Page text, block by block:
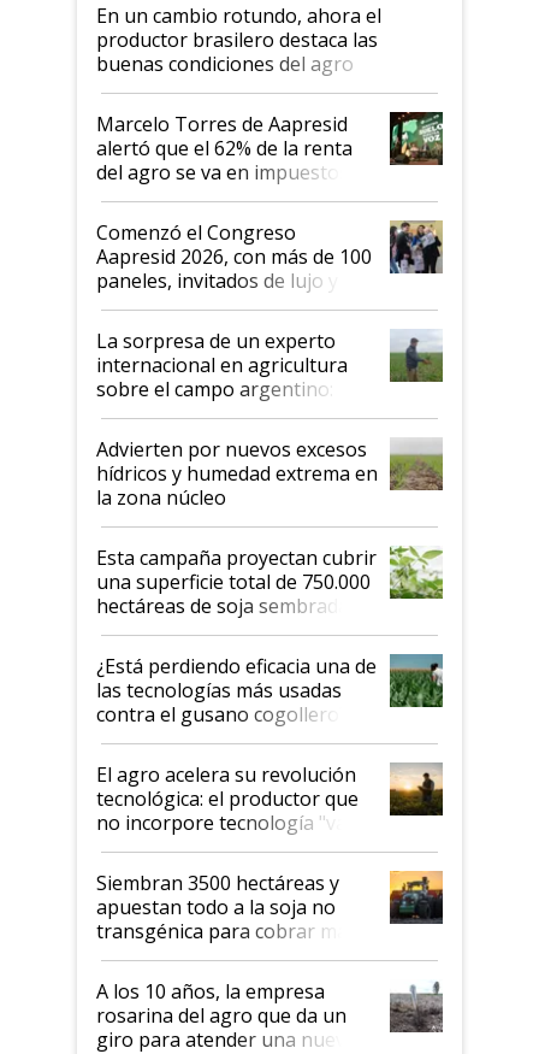
En un cambio rotundo, ahora el
productor brasilero destaca las
buenas condiciones del agro
argentino para invertir: "Los veo
más motivados"
Marcelo Torres de Aapresid
alertó que el 62% de la renta
del agro se va en impuestos:
"No es bueno que en
Argentina se sigan discutiendo
las mismas cosas de hace 50
años"
Comenzó el Congreso
Aapresid 2026, con más de 100
paneles, invitados de lujo y
todas las tendencias
La sorpresa de un experto
internacional en agricultura
sobre el campo argentino:
"Estoy muy impresionado"
Advierten por nuevos excesos
hídricos y humedad extrema en
la zona núcleo
Esta campaña proyectan cubrir
una superficie total de 750.000
hectáreas de soja sembradas
con una nueva generación de
variedades que marcan un
salto tecnológico en genética y
rendimiento
¿Está perdiendo eficacia una de
las tecnologías más usadas
contra el gusano cogollero? El
desafío de una tecnología clave
El agro acelera su revolución
tecnológica: el productor que
no incorpore tecnología "va a
perder el tren"
Siembran 3500 hectáreas y
apuestan todo a la soja no
transgénica para cobrar más
por tonelada: compraron un
semillero
A los 10 años, la empresa
rosarina del agro que da un
giro para atender una nueva